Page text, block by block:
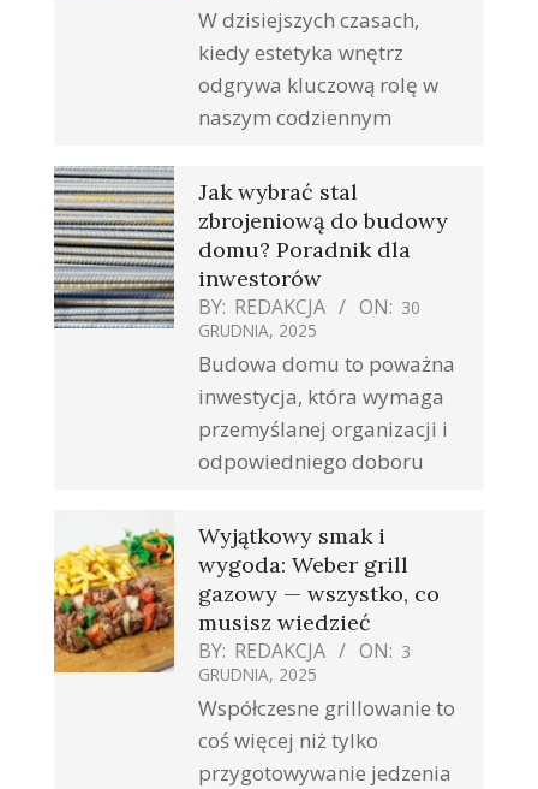
W dzisiejszych czasach,
kiedy estetyka wnętrz
odgrywa kluczową rolę w
naszym codziennym
Jak wybrać stal
zbrojeniową do budowy
domu? Poradnik dla
inwestorów
BY: REDAKCJA ON: 30
GRUDNIA, 2025
Budowa domu to poważna
inwestycja, która wymaga
przemyślanej organizacji i
odpowiedniego doboru
Wyjątkowy smak i
wygoda: Weber grill
gazowy — wszystko, co
musisz wiedzieć
BY: REDAKCJA ON: 3
GRUDNIA, 2025
Współczesne grillowanie to
coś więcej niż tylko
przygotowywanie jedzenia